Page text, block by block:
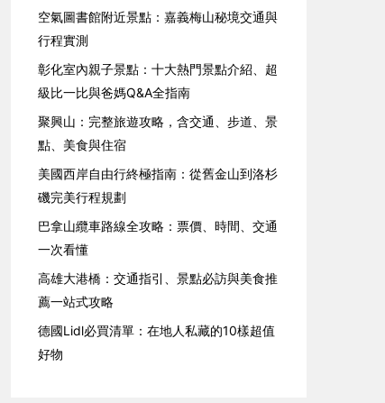
空氣圖書館附近景點：嘉義梅山秘境交通與
行程實測
彰化室內親子景點：十大熱門景點介紹、超
級比一比與爸媽Q&A全指南
聚興山：完整旅遊攻略，含交通、步道、景
點、美食與住宿
美國西岸自由行終極指南：從舊金山到洛杉
磯完美行程規劃
巴拿山纜車路線全攻略：票價、時間、交通
一次看懂
高雄大港橋：交通指引、景點必訪與美食推
薦一站式攻略
德國Lidl必買清單：在地人私藏的10樣超值
好物